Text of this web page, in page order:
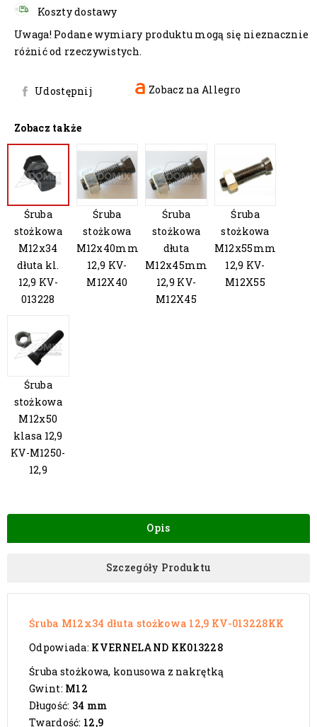
Koszty dostawy
Uwaga! Podane wymiary produktu mogą się nieznacznie
różnić od rzeczywistych.
Zobacz na Allegro
Zobacz także
Śruba
stożkowa
M12x34
dłuta kl.
12,9 KV-
013228
Śruba
stożkowa
M12x40mm
12,9 KV-
M12X40
Śruba
stożkowa
dłuta
M12x45mm
12,9 KV-
M12X45
Śruba
stożkowa
M12x55mm
12,9 KV-
M12X55
Śruba
stożkowa
M12x50
klasa 12,9
KV-M1250-
12,9
Udostępnij
Opis
Szczegóły Produktu
Śruba M12x34 dłuta stożkowa 12,9 KV-013228KK
Odpowiada: KVERNELAND KK013228
Śruba stożkowa, konusowa z nakrętką
Gwint: M12
Długość: 34 mm
Twardość: 12,9